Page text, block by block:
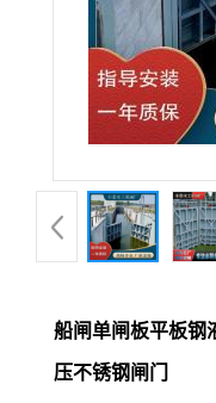
船闸单闸板平板钢
压不锈钢闸门